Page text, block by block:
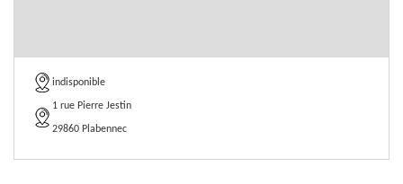
indisponible
1 rue Pierre Jestin
29860 Plabennec